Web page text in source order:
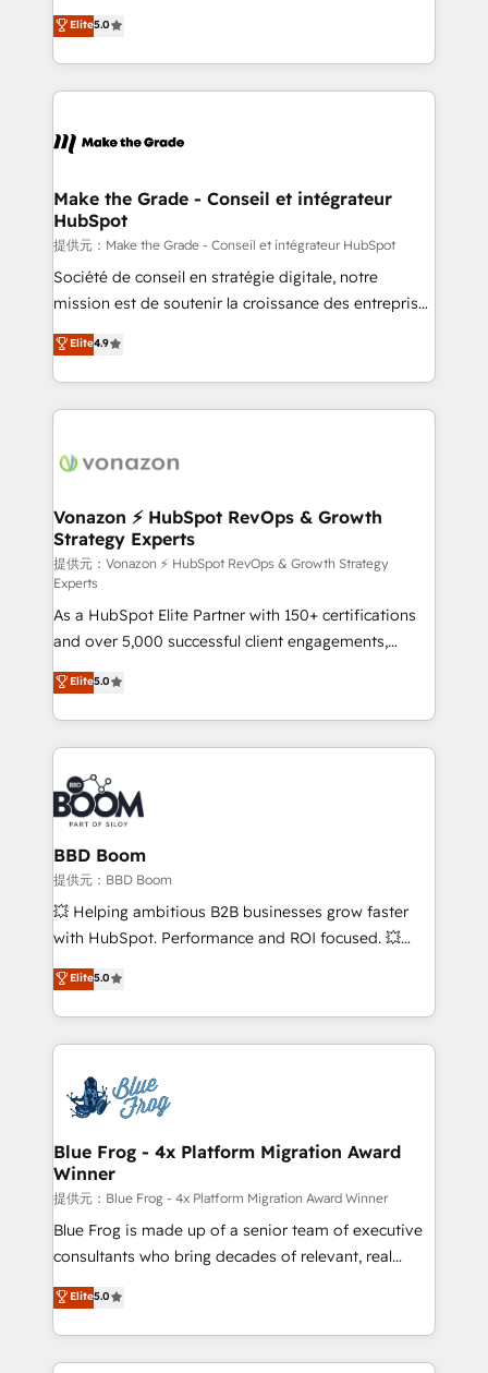
changement Nous intervenons auprès des PME, ETI
et grandes entreprises en France et à l'international,
& logistique.
Elite HubSpot Solutions Partner, we specialize in
creating tailored, end-to-end CRM solutions that
accelerate growth, improve operational efficiency,
and ensure faster time to value on HubSpot. What
day one, our team takes the time to deeply
strategies that deliver impactful results. Our mission
is to empower you to unlock HubSpot’s full potential
—faster. Through expert training, unmatched
responsiveness, and ongoing support, we equip
your team to adopt new systems with confidence
customer engagement.
Elite5.0
Make the Grade - Conseil et intégrateur
HubSpot
提供元：Make the Grade - Conseil et intégrateur HubSpot
Société de conseil en stratégie digitale, notre
mission est de soutenir la croissance des entreprises
B2B à travers l’acquisition de nouveaux clients,
l'intégration CRM et le développement des revenus
auprès de vos comptes existants. En France et à
l'international, nous travaillons avec des ETI
delà d’une simple transformation digitale et des
➤ L’intégration de CRM et de méthodologie RevOps
pour aligner les équipes marketing, commerciales et
support client (data migration, synchronisation API,
audit et maintenance) ➤ La création de sites internet
de conversion qui transforment les visiteurs en
opportunités d'affaires ➤ La mise en place de
stratégies d'acquisition marketing (SEO, SEA,
inbound, automatisation marketing, ABM, IA,
emailing) Informations clés : - 10 ans d'expérience -
100+ intégrations CRM HubSpot réussies - 40
experts conseil - 150 certifications HubSpot
cumulées
Elite4.9
Vonazon ⚡ HubSpot RevOps & Growth
Strategy Experts
提供元：Vonazon ⚡ HubSpot RevOps & Growth Strategy
Experts
As a HubSpot Elite Partner with 150+ certifications
and over 5,000 successful client engagements,
Vonazon turns marketing complexity into
measurable, scalable growth. From onboarding to
enterprise-grade campaigns, our in-house team
builds scalable strategies that drive long-term
revenue. ⚙️ HubSpot Integration & Optimization •
Seamless CRM, CMS, and automation setup •
Complex platform migrations and data cleanups •
Custom APIs and third-party integrations 📈 End-to-
End Revenue Acceleration • Lifecycle marketing and
pipeline growth programs • Sales enablement tools
and CRM optimization • Retention strategies with
Execution • 750+ onboardings and 2,000+
implementations • Deep expertise across marketing,
Elite5.0
BBD Boom
提供元：BBD Boom
💥 Helping ambitious B2B businesses grow faster
with HubSpot. Performance and ROI focused. 💥
BBD Boom is the HubSpot partner that can help you
to HubSpot Better. We work with your teams to
solve all your HubSpot challenges and improve user
adoption, sales process and marketing results.
the first time 🔧 Designing and optimising your
HubSpot set-up for better results 🌐 Website design
and build using HubSpot 🔌 Integrating HubSpot
with other systems 🎓 Training your teams to be
HubSpot pros 📊 Lead generation services using
HubSpot Why us? - SIX HubSpot Accreditations -
awarded by HubSpot after a rigorous process for
Migration, Custom Integration & Platform
Enablement -Onboarded over 500 businesses to
Elite5.0
Blue Frog - 4x Platform Migration Award
Winner
提供元：Blue Frog - 4x Platform Migration Award Winner
Blue Frog is made up of a senior team of executive
consultants who bring decades of relevant, real
world experience to our client engagements. "Blue
Frog is a top, trusted partner in HubSpot's
ecosystem for a reason. Their team brings over a
decade of experience to the table, along with deep
Elite5.0